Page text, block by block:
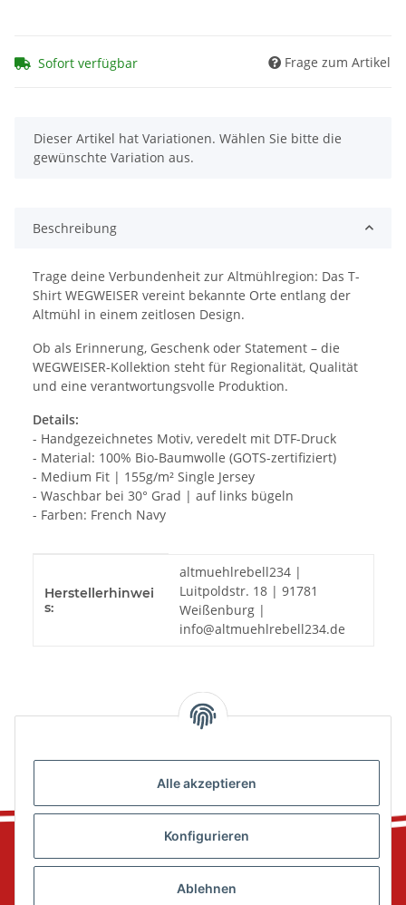
Alle akzeptieren
Konfigurieren
Ablehnen
Sofort verfügbar Frage zum Artikel
x
Dieser Artikel hat Variationen. Wählen Sie bitte die
gewünschte Variation aus.
Beschreibung
Trage deine Verbundenheit zur Altmühlregion: Das T-
Shirt WEGWEISER vereint bekannte Orte entlang der
Altmühl in einem zeitlosen Design.
Ob als Erinnerung, Geschenk oder Statement – die
WEGWEISER-Kollektion steht für Regionalität, Qualität
und eine verantwortungsvolle Produktion.
Details:
- Handgezeichnetes Motiv, veredelt mit DTF-Druck
- Material: 100% Bio-Baumwolle (GOTS-zertifiziert)
- Medium Fit | 155g/m² Single Jersey
- Waschbar bei 30° Grad | auf links bügeln
- Farben: French Navy
Herstellerhinwei
s:
altmuehlrebell234 |
Luitpoldstr. 18 | 91781
Weißenburg |
info@altmuehlrebell234.de